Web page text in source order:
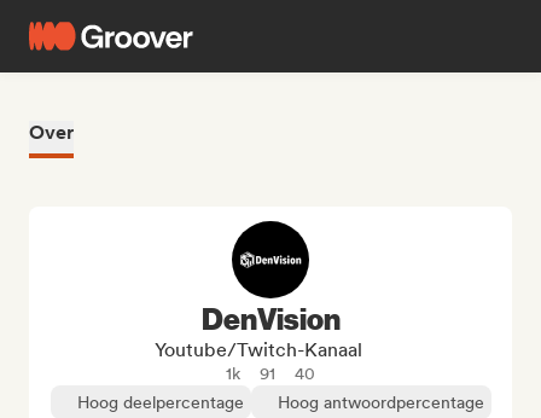
Over
DenVision
Youtube/Twitch-Kanaal
1k 91
40
Hoog deelpercentage
Hoog antwoordpercentage